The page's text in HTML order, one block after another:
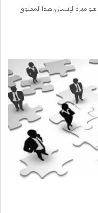
ميزة الإنسان، هذا المخلوق